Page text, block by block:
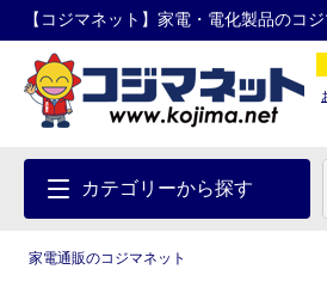
【コジマネット】家電・電化製品のコ
カテゴリーから探す
家電通販のコジマネット